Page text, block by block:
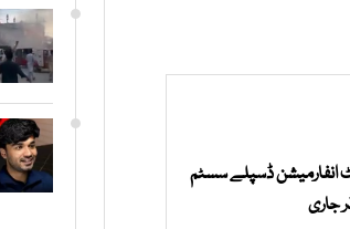
انفارمیشن ڈسپلے سسٹم
جاری